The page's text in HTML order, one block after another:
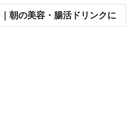
朝の美容・腸活ドリンクに